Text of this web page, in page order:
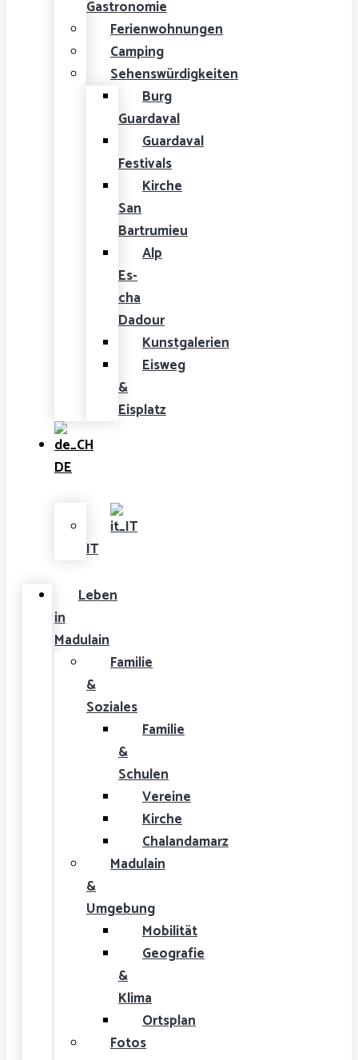
Gastronomie
Ferienwohnungen
Camping
Sehenswürdigkeiten
Burg
Guardaval
Guardaval
Festivals
Kirche
San
Bartrumieu
Alp
Es-
cha
Dadour
Kunstgalerien
Eisweg
&
Eisplatz
DE
IT
Leben
in
Madulain
Familie
&
Soziales
Familie
&
Schulen
Vereine
Kirche
Chalandamarz
Madulain
&
Umgebung
Mobilität
Geografie
&
Klima
Ortsplan
Fotos